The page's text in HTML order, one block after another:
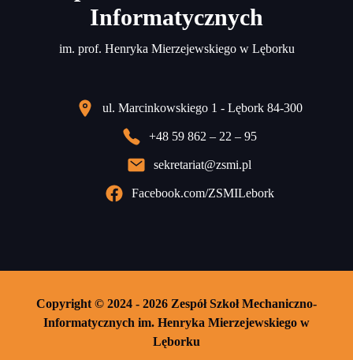
Informatycznych
im. prof. Henryka Mierzejewskiego w Lęborku
ul. Marcinkowskiego 1 - Lębork 84-300
+48 59 862 – 22 – 95
sekretariat@zsmi.pl
Facebook.com/ZSMILebork
Copyright © 2024 - 2026 Zespół Szkoł Mechaniczno-
Informatycznych im. Henryka Mierzejewskiego w
Lęborku